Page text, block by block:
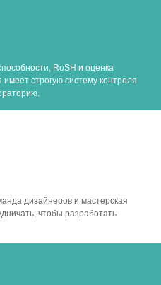
RoSH и оценка
строгую систему контроля
дизайнеров и мастерская
чтобы разработать